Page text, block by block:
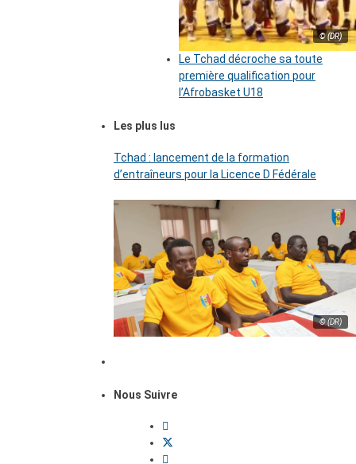
© (DR)
Le Tchad décroche sa toute
première qualification pour
l’Afrobasket U18
Les plus lus
Tchad : lancement de la formation
d’entraîneurs pour la Licence D Fédérale
© (DR)
Nous Suivre